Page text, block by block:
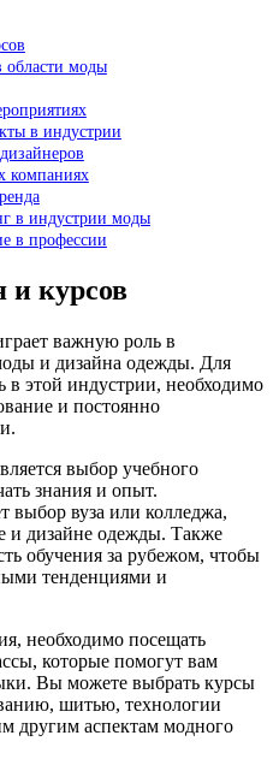
области моды
в индустрии
компаниях
в индустрии моды
в профессии
и курсов
важную роль в
и дизайна одежды. Для
в этой индустрии, необходимо
и постоянно
выбор учебного
знания и опыт.
выбор вуза или колледжа,
и дизайне одежды. Также
обучения за рубежом, чтобы
тенденциями и
необходимо посещать
которые помогут вам
Вы можете выбрать курсы
шитью, технологии
другим аспектам модного